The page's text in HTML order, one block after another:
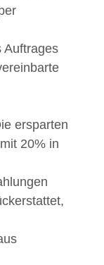
Auftrages
ersparten
20% in